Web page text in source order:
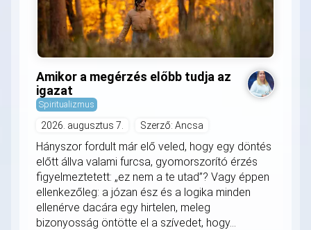
Amikor a megérzés előbb tudja az
igazat
Spiritualizmus
2026. augusztus 7. Szerző: Ancsa
Hányszor fordult már elő veled, hogy egy döntés
előtt állva valami furcsa, gyomorszorító érzés
figyelmeztetett: „ez nem a te utad”? Vagy éppen
ellenkezőleg: a józan ész és a logika minden
ellenérve dacára egy hirtelen, meleg
bizonyosság öntötte el a szívedet, hogy...